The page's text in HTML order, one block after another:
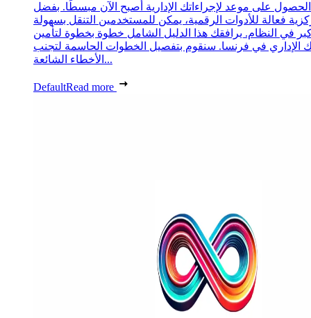
الحصول على موعد لإجراءاتك الإدارية أصبح الآن مبسطًا. بفضل
فعالة للأدوات الرقمية، يمكن للمستخدمين التنقل بسهولة
في النظام. يرافقك هذا الدليل الشامل خطوة بخطوة لتأمين
الإداري في فرنسا. سنقوم بتفصيل الخطوات الحاسمة لتجنب
الأخطاء الشائعة...
DefaultRead more